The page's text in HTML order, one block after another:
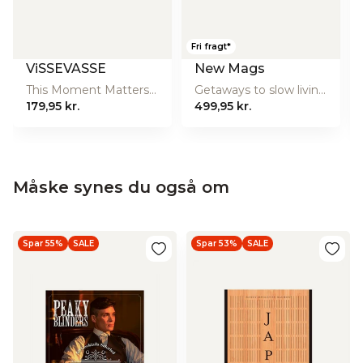
ViSSEVASSE
This Moment Matters - Malebog
179,95 kr.
Fri fragt*
New Mags
Getaways to slow living in Denmark bog
499,95 kr.
Måske synes du også om
Spar 55% SALE Spar 53% SALE